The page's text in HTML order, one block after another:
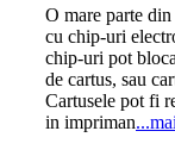
O mare parte
cu chip-uri
chip-uri pot
de cartus, sau
Cartusele pot fi
in impriman